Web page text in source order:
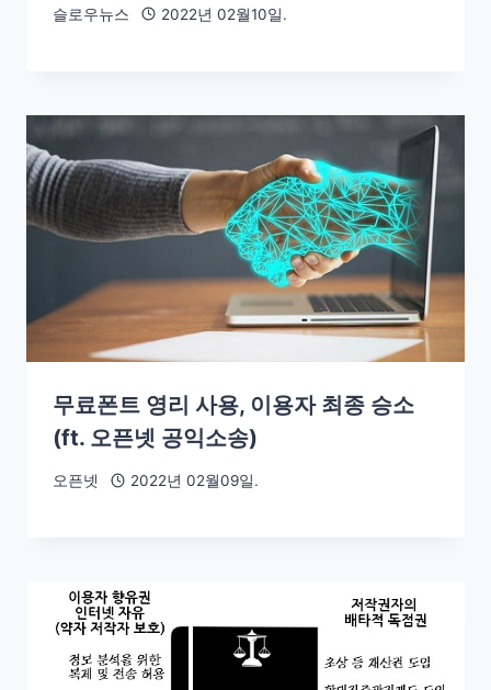
슬로우뉴스 2022년 02월10일.
무료폰트 영리 사용, 이용자 최종 승소
(ft. 오픈넷 공익소송)
오픈넷 2022년 02월09일.